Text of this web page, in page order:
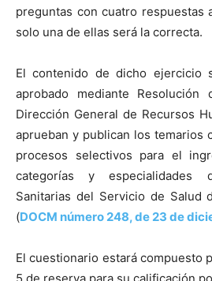
preguntas con cuatro respuestas
solo una de ellas será la correcta.
El contenido de dicho ejercicio
aprobado mediante Resolución
Dirección General de Recursos
aprueban y publican los temarios
procesos selectivos para el
categorías y especialidades
Sanitarias del Servicio de Salud
(DOCM número 248, de 23 de
El cuestionario estará compuesto